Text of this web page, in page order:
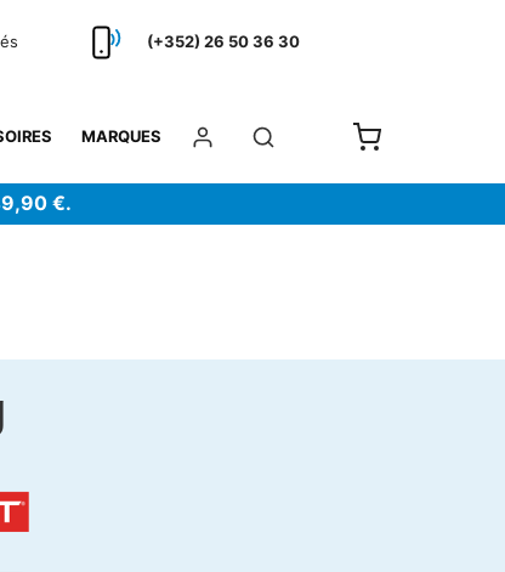
(+352) 26 50 36 30
MARQUES
€.